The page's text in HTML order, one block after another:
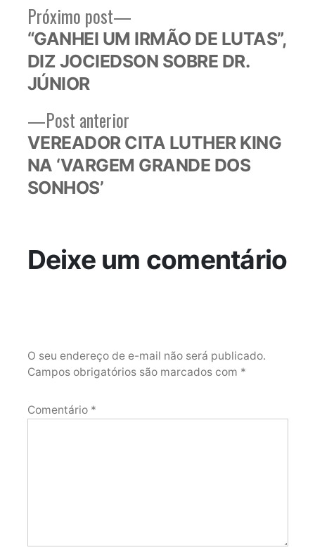
Navegação
de
Post
Post anteriorPost
anterior:
VEREADOR CITA LUTHER KING
NA ‘VARGEM GRANDE DOS
SONHOS’
Próximo post
Próximo
post:
“GANHEI UM IRMÃO DE LUTAS”,
DIZ JOCIEDSON SOBRE DR.
JÚNIOR
Deixe um comentário
O seu endereço de e-mail não será publicado.
Campos obrigatórios são marcados com *
Comentário *